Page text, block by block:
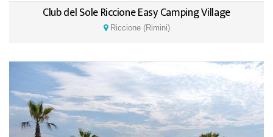
Club del Sole Riccione Easy Camping Village
Riccione (Rimini)